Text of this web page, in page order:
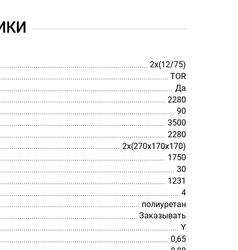
2х(12/75)
TOR
Да
2280
90
3500
2280
2х(270х170х170)
1750
30
1231
4
полиуретан
Заказывать
Y
0,65